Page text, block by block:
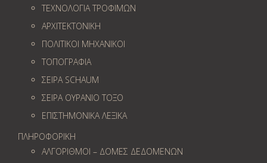
ΤΕΧΝΟΛΟΓΙΑ ΤΡΟΦΙΜΩΝ
ΑΡΧΙΤΕΚΤΟΝΙΚΗ
ΠΟΛΙΤΙΚΟΙ ΜΗΧΑΝΙΚΟΙ
ΤΟΠΟΓΡΑΦΙΑ
ΣΕΙΡΑ SCHAUM
ΣΕΙΡΑ ΟΥΡΑΝΙΟ ΤΟΞΟ
ΕΠΙΣΤΗΜΟΝΙΚΑ ΛΕΞΙΚΑ
ΠΛΗΡΟΦΟΡΙΚΗ
ΑΛΓΟΡΙΘΜΟΙ – ΔΟΜΕΣ ΔΕΔΟΜΕΝΩΝ